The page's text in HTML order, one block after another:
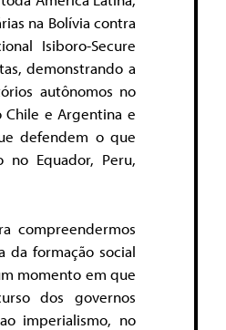
na Bolívia contra
Isiboro-Secure
demonstrando a
autônomos no
Chile e Argentina e
defendem o que
Equador, Peru,
compreendermos
da formação social
momento em que
dos governos
imperialismo, no